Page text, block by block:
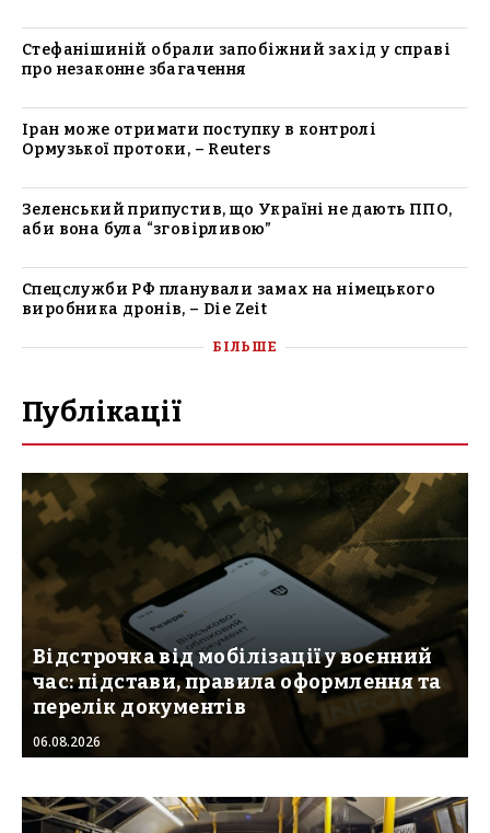
Стефанішиній обрали запобіжний захід у справі
про незаконне збагачення
Іран може отримати поступку в контролі
Ормузької протоки, – Reuters
Зеленський припустив, що Україні не дають ППО,
аби вона була “зговірливою”
Спецслужби РФ планували замах на німецького
виробника дронів, – Die Zeit
БІЛЬШЕ
Публікації
Відстрочка від мобілізації у воєнний
час: підстави, правила оформлення та
перелік документів
06.08.2026